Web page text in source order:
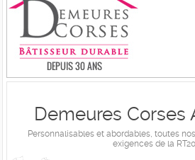
Demeures Corses
Personnalisables et abordables, toutes
exigences de la